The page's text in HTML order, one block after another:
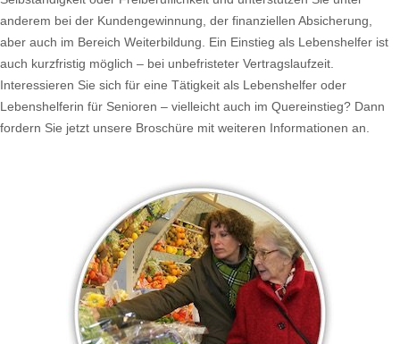
anderem bei der Kundengewinnung, der finanziellen Absicherung,
aber auch im Bereich Weiterbildung. Ein Einstieg als Lebenshelfer ist
auch kurzfristig möglich – bei unbefristeter Vertragslaufzeit.
Interessieren Sie sich für eine Tätigkeit als Lebenshelfer oder
Lebenshelferin für Senioren – vielleicht auch im Quereinstieg? Dann
fordern Sie jetzt unsere Broschüre mit weiteren Informationen an.